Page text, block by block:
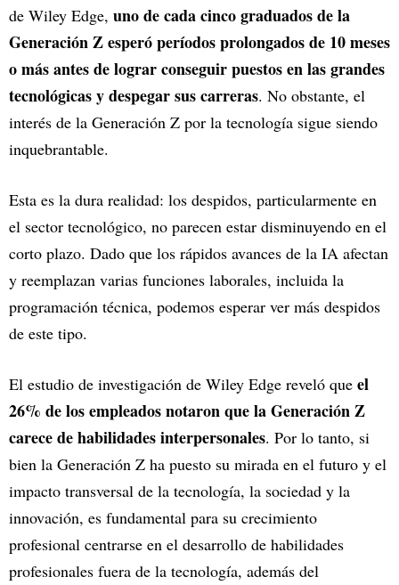
de Wiley Edge, uno de cada cinco graduados de la
Generación Z esperó períodos prolongados de 10 meses
o más antes de lograr conseguir puestos en las grandes
tecnológicas y despegar sus carreras. No obstante, el
interés de la Generación Z por la tecnología sigue siendo
inquebrantable.
Esta es la dura realidad: los despidos, particularmente en
el sector tecnológico, no parecen estar disminuyendo en el
corto plazo. Dado que los rápidos avances de la IA afectan
y reemplazan varias funciones laborales, incluida la
programación técnica, podemos esperar ver más despidos
de este tipo.
El estudio de investigación de Wiley Edge reveló que el
26% de los empleados notaron que la Generación Z
carece de habilidades interpersonales. Por lo tanto, si
bien la Generación Z ha puesto su mirada en el futuro y el
impacto transversal de la tecnología, la sociedad y la
innovación, es fundamental para su crecimiento
profesional centrarse en el desarrollo de habilidades
profesionales fuera de la tecnología, además del